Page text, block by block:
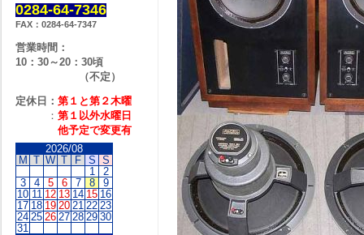
0284-64-7346
FAX：0284-64-7347
営業時間：
10：30～20：30頃
（不定）
定休日： 第１と第２木曜
： 第１以外水曜日
他予定で変更有
2026/08
M T W T F S S
1
2
3
4 5 6 7 8
9
10 11 12 13 14 15 16
17 18 19 20 21 22 23
24 25 26 27 28 29 30
31